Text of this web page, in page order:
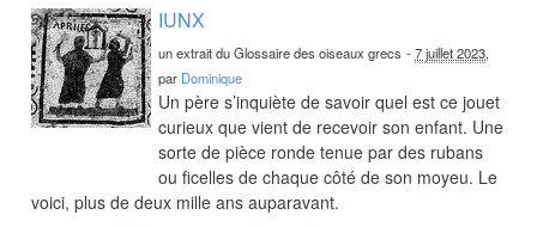
IUNX
un extrait du Glossaire des oiseaux grecs -7 juillet 2023,
par Dominique
Un père s’inquiète de savoir quel est ce jouet
curieux que vient de recevoir son enfant. Une
sorte de pièce ronde tenue par des rubans
ou ficelles de chaque côté de son moyeu. Le
voici, plus de deux mille ans auparavant.